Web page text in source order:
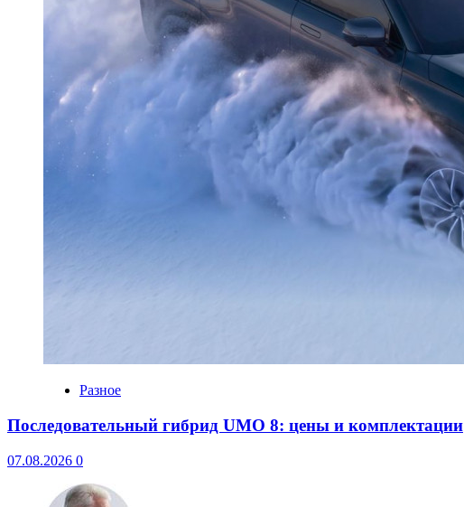
Разное
Последовательный гибрид UMO 8: цены и комплектации
07.08.2026 0